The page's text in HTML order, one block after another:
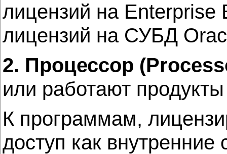
лицензий на Enterprise
лицензий на СУБД
2. Процессор
или работают
К программам,
доступ как внутренние